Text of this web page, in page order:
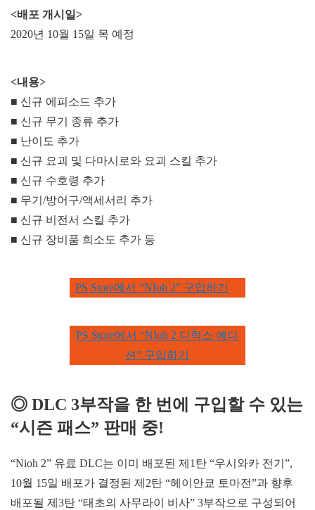
<배포 개시일>
2020년 10월 15일 목 예정
<내용>
■ 신규 에피소드 추가
■ 신규 무기 종류 추가
■ 난이도 추가
■ 신규 요괴 및 다마시로와 요괴 스킬 추가
■ 신규 수호령 추가
■ 무기/방어구/액세서리 추가
■ 신규 비전서 스킬 추가
■ 신규 장비품 희소도 추가 등
PS Store에서 “NIoh 2” 구입하기
PS Store에서 “NIoh 2 디럭스 에디
션” 구입하기
◎ DLC 3부작을 한 번에 구입할 수 있는
“시즌 패스” 판매 중!
“Nioh 2” 유료 DLC는 이미 배포된 제1탄 “우시와카 전기”,
10월 15일 배포가 결정된 제2탄 “헤이안쿄 토마전”과 향후
배포될 제3탄 “태초의 사무라이 비사” 3부작으로 구성되어